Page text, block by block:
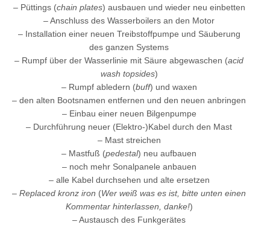
– Püttings (chain plates) ausbauen und wieder neu einbetten
– Anschluss des Wasserboilers an den Motor
– Installation einer neuen Treibstoffpumpe und Säuberung
des ganzen Systems
– Rumpf über der Wasserlinie mit Säure abgewaschen (acid
wash topsides)
– Rumpf abledern (buff) und waxen
– den alten Bootsnamen entfernen und den neuen anbringen
– Einbau einer neuen Bilgenpumpe
– Durchführung neuer (Elektro-)Kabel durch den Mast
– Mast streichen
– Mastfuß (pedestal) neu aufbauen
– noch mehr Sonalpanele anbauen
– alle Kabel durchsehen und alte ersetzen
– Replaced kronz iron (Wer weiß was es ist, bitte unten einen
Kommentar hinterlassen, danke!)
– Austausch des Funkgerätes